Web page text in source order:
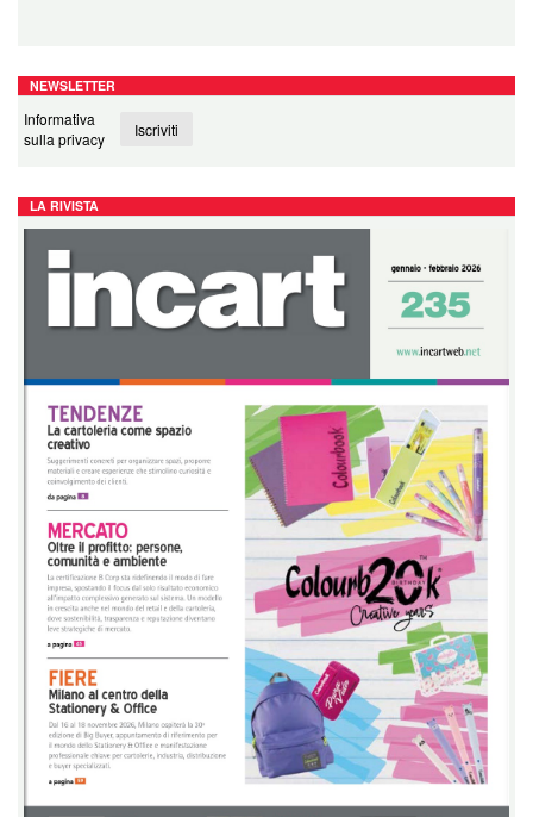
NEWSLETTER
Informativa
sulla privacy
Iscriviti
LA RIVISTA